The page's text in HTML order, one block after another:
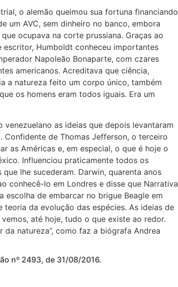
o alemão queimou sua fortuna financiando
um AVC, sem dinheiro no banco, embora
ocupava na corte prussiana. Graças ao
Humboldt conheceu importantes
Napoleão Bonaparte, com czares
americanos. Acreditava que ciência,
a natureza feito um corpo único, também
os homens eram todos iguais. Era um
as ideias que depois levantaram
Confidente de Thomas Jefferson, o terceiro
as Américas e, em especial, o que é hoje o
Influenciou praticamente todos os
lhe sucederam. Darwin, quarenta anos
conhecê-lo em Londres e disse que Narrativa
escolha de embarcar no brigue Beagle em
da evolução das espécies. As ideias de
até hoje, tudo o que existe ao redor.
natureza”, como faz a biógrafa Andrea
nº 2493, de 31/08/2016.